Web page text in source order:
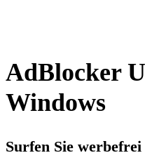
AdBlocker
Windows
Surfen Sie